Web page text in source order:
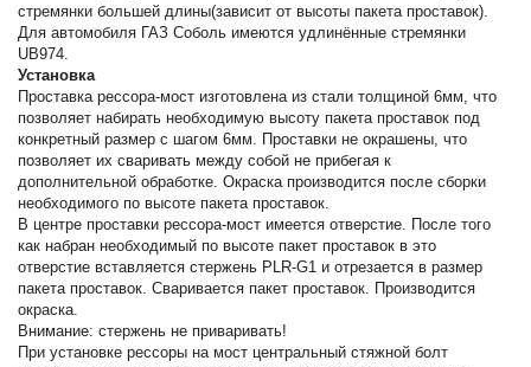
стремянки большей длины(зависит от высоты пакета проставок).
Для автомобиля ГАЗ Соболь имеются удлинённые стремянки
UB974.
Установка
Проставка рессора-мост изготовлена из стали толщиной 6мм, что
позволяет набирать необходимую высоту пакета проставок под
конкретный размер с шагом 6мм. Проставки не окрашены, что
позволяет их сваривать между собой не прибегая к
дополнительной обработке. Окраска производится после сборки
необходимого по высоте пакета проставок.
В центре проставки рессора-мост имеется отверстие. После того
как набран необходимый по высоте пакет проставок в это
отверстие вставляется стержень PLR-G1 и отрезается в размер
пакета проставок. Сваривается пакет проставок. Производится
окраска.
Внимание: стержень не приваривать!
При установке рессоры на мост центральный стяжной болт